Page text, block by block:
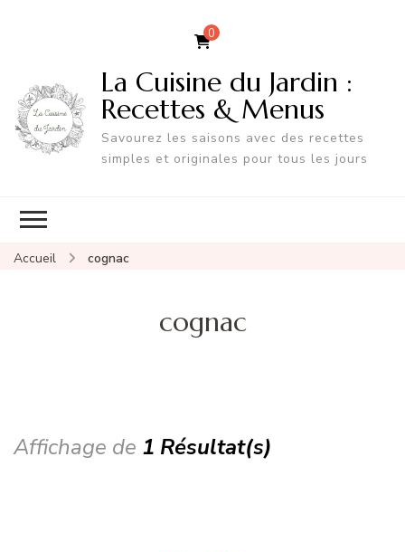
0
La Cuisine du Jardin :
Recettes & Menus
Savourez les saisons avec des recettes
simples et originales pour tous les jours
Accueil cognac
cognac
Affichage de 1 Résultat(s)